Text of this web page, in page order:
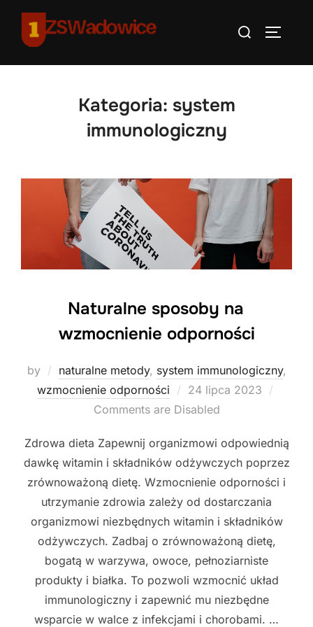
Skip
content
Search
Kategoria: system
immunologiczny
Naturalne sposoby na
wzmocnienie odporności
by naturalne metody, system immunologiczny,
wzmocnienie odporności
Posted
on
24 lipca 2023
Comments are Disabled
Zdrowa dieta Zapewnij organizmowi odpowiednią
dawkę witamin i składników odżywczych poprzez
zrównoważoną dietę. Wzmocnienie odporności i
utrzymanie zdrowia zależy od dostarczania
organizmowi niezbędnych witamin i składników
odżywczych. Zadbaj o zrównoważoną dietę,
bogatą w warzywa, owoce, pełnoziarniste
produkty i białka. To pozwoli wzmocnić układ
immunologiczny i zapewnić mu niezbędne
wsparcie w walce z infekcjami i chorobami. …